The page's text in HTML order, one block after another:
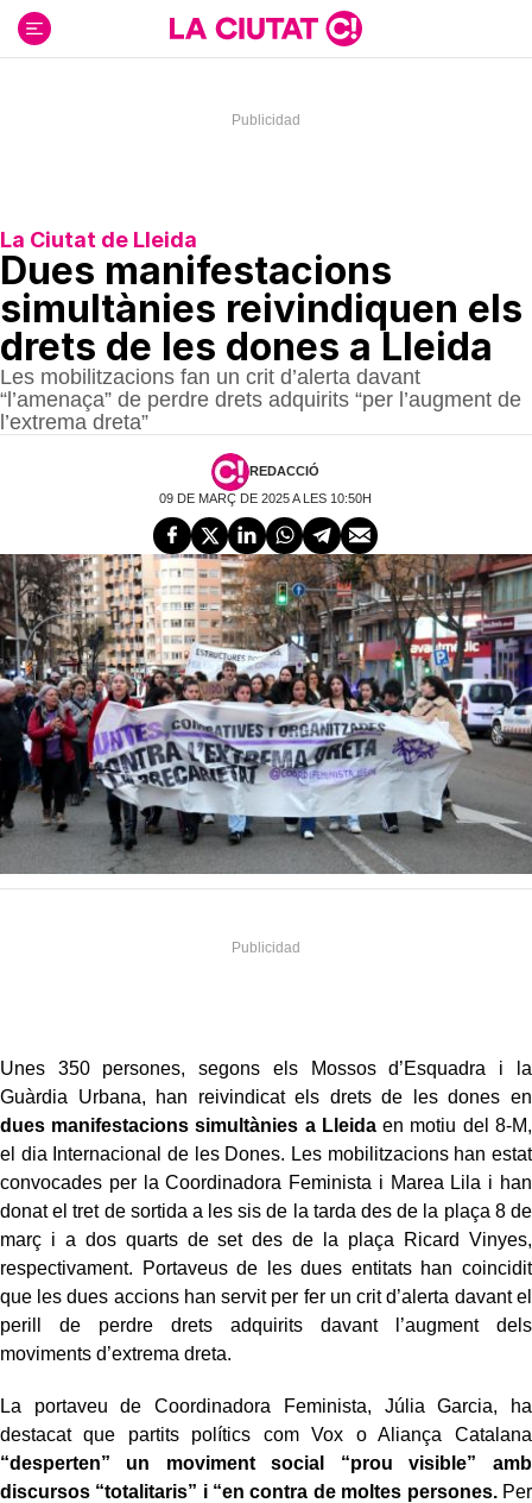
contenido
La Ciutat de Lleida
Dues manifestacions
simultànies reivindiquen els
drets de les dones a Lleida
Les mobilitzacions fan un crit d’alerta davant
“l’amenaça” de perdre drets adquirits “per l’augment de
l’extrema dreta”
REDACCIÓ
09 DE MARÇ DE 2025 A LES 10:50H
Unes 350 persones, segons els Mossos d’Esquadra i la
Guàrdia Urbana, han reivindicat els drets de les dones en
dues manifestacions simultànies a Lleidaen motiu del 8-M,
el dia Internacional de les Dones. Les mobilitzacions han estat
convocades per la Coordinadora Feminista i Marea Lila i han
donat el tret de sortida a les sis de la tarda des de la plaça 8 de
març i a dos quarts de set des de la plaça Ricard Vinyes,
respectivament. Portaveus de les dues entitats han coincidit
que les dues accions han servit per fer un crit d’alerta davant el
perill de perdre drets adquirits davant l’augment dels
moviments d’extrema dreta.
La portaveu de Coordinadora Feminista, Júlia Garcia, ha
destacat que partits polítics com Vox o Aliança Catalana
“desperten” un moviment social “prou visible” amb
discursos “totalitaris” i “en contra de moltes persones.Per